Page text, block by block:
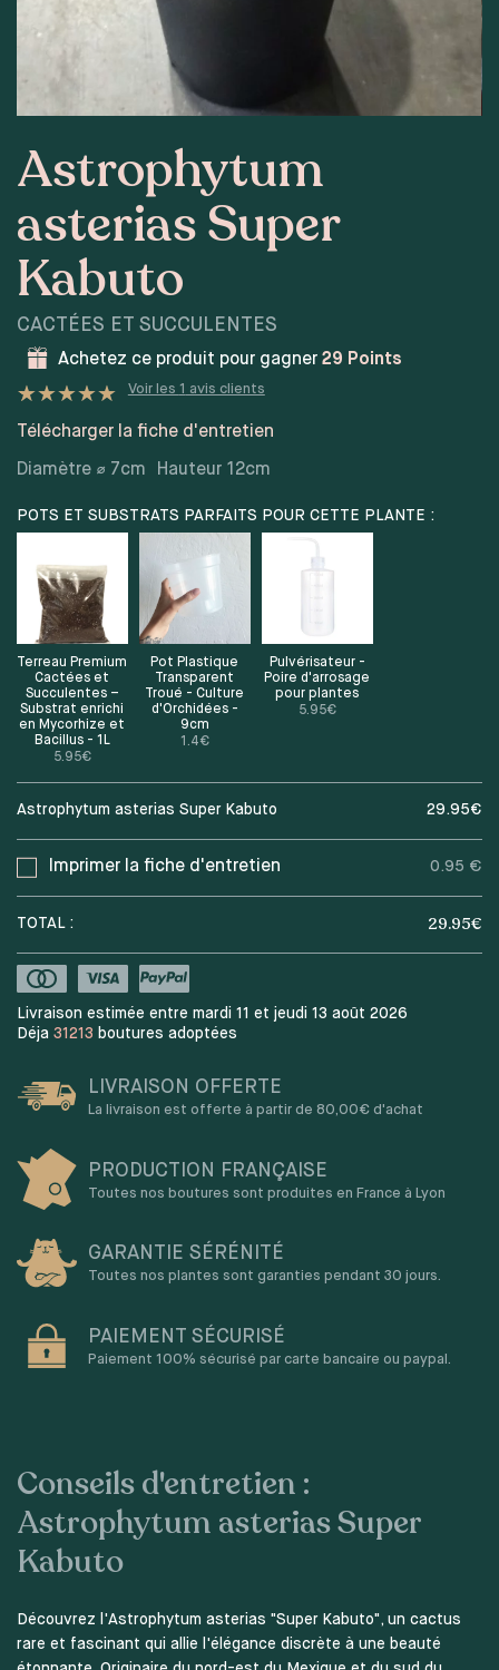
Astrophytum
asterias Super
Kabuto
CACTÉES ET SUCCULENTES
Achetez ce produit pour gagner 29 Points
notation client
Voir les 1 avis clients
Télécharger la fiche d'entretien
Diamètre ⌀ 7cm Hauteur 12cm
POTS ET SUBSTRATS PARFAITS POUR CETTE PLANTE :
Terreau Premium
Cactées et
Succulentes –
Substrat enrichi
en Mycorhize et
Bacillus - 1L
5.95€
Pot Plastique
Transparent
Troué - Culture
d'Orchidées -
9cm
1.4€
Pulvérisateur -
Poire d'arrosage
pour plantes
5.95€
Astrophytum asterias Super Kabuto 29.95€
Imprimer la fiche d'entretien 0.95 €
TOTAL : 29.95€
Livraison estimée entre mardi 11 et jeudi 13 août 2026
Déja 31213 boutures adoptées
LIVRAISON OFFERTE
La livraison est offerte à partir de 80,00€ d'achat
PRODUCTION FRANÇAISE
Toutes nos boutures sont produites en France à Lyon
GARANTIE SÉRÉNITÉ
Toutes nos plantes sont garanties pendant 30 jours.
PAIEMENT SÉCURISÉ
Paiement 100% sécurisé par carte bancaire ou paypal.
Conseils d'entretien :
Astrophytum asterias Super
Kabuto
Découvrez l'Astrophytum asterias "Super Kabuto", un cactus
rare et fascinant qui allie l'élégance discrète à une beauté